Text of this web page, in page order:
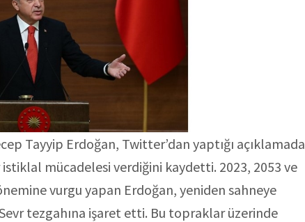
Tayyip Erdoğan, Twitter’dan yaptığı açıklamada
istiklal mücadelesi verdiğini kaydetti. 2023, 2053 ve
vurgu yapan Erdoğan, yeniden sahneye
tezgahına işaret etti. Bu topraklar üzerinde